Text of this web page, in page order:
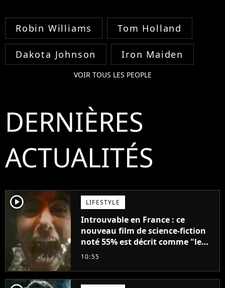
Robin Williams Tom Holland
Dakota Johnson Iron Maiden
VOIR TOUS LES PEOPLE
DERNIÈRES
ACTUALITÉS
player2 LIFESTYLE
Introuvable en France : ce
nouveau film de science-fiction
noté 55% est décrit comme "le
plus stupide de l'année"
10:55